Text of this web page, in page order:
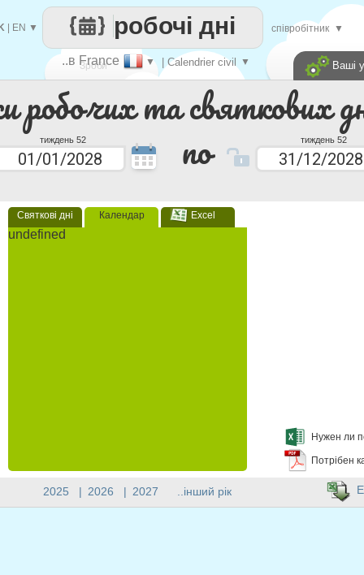
робочих та святкових
тиждень 52 по тиждень 52
Святкові дні Календар Excel
undefined
Нужен ли
Потрібен
Зроби
кожен
..в France ▼ | Calendrier civil ▼
робочі дні
EN ▼ співробітник ▼
Ваші
2025 | 2026 | 2027 ..інший рік